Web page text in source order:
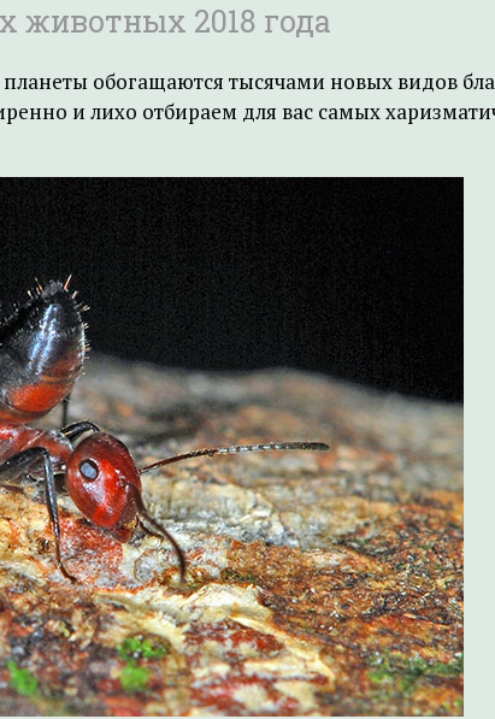
животных 2018 года
обогащаются тысячами новых видов
и лихо отбираем для вас самых